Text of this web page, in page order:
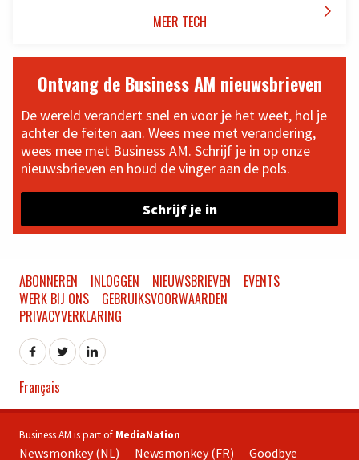
MEER TECH 
Ontvang de Business AM nieuwsbrieven
De wereld verandert snel en voor je het weet, hol je
achter de feiten aan. Wees mee met verandering,
wees mee met Business AM. Schrijf je in op onze
nieuwsbrieven en houd de vinger aan de pols.
Schrijf je in
ABONNEREN INLOGGEN NIEUWSBRIEVEN
EVENTS
WERK BIJ ONS
GEBRUIKSVOORWAARDEN
PRIVACYVERKLARING
Français
Business AM is part of MediaNation
Newsmonkey (NL) Newsmonkey (FR) Goodbye